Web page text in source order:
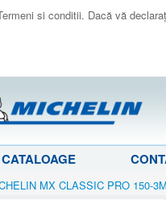
si conditii. Dacă vă
CATALOAGE
MX CLASSIC PRO 150-3M